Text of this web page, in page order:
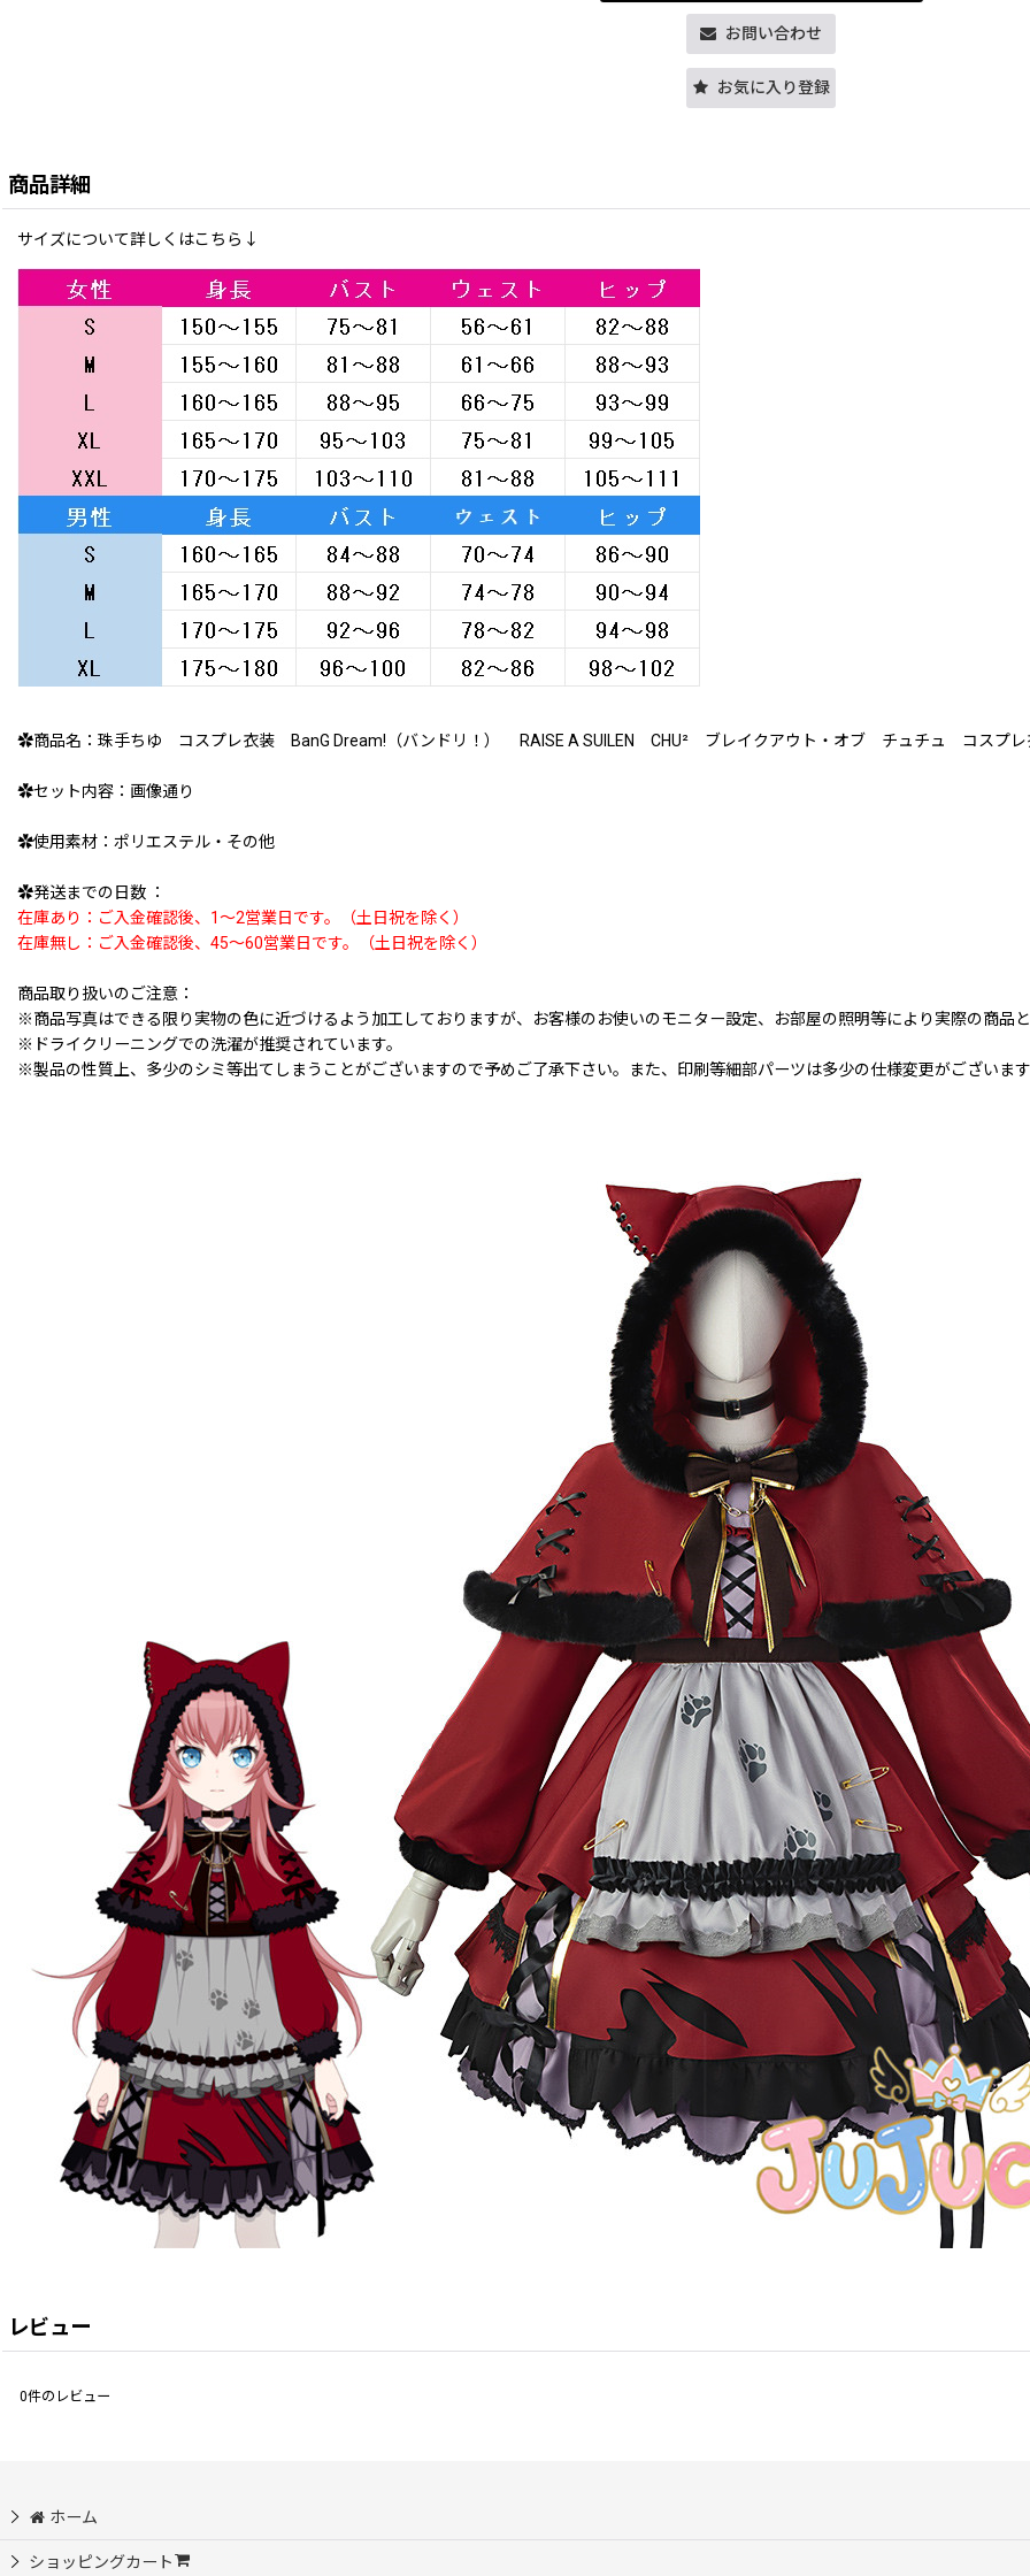
お問い合わせ
お気に入り登録
商品詳細
サイズについて詳しくはこちら↓
✿商品名：珠手ちゆ コスプレ衣装 BanG Dream!（バンドリ！） RAISE A SUILEN CHU² ブレイクアウト・オブ チュチュ コスプレ
✿セット内容：画像通り
✿使用素材：ポリエステル・その他
✿発送までの日数 ：
在庫あり：ご入金確認後、1〜2営業日です。（土日祝を除く）
在庫無し：ご入金確認後、45〜60営業日です。（土日祝を除く）
商品取り扱いのご注意：
※商品写真はできる限り実物の色に近づけるよう加工しておりますが、お客様のお使いのモニター設定、お部屋の照明等により実際の商品
※ドライクリーニングでの洗濯が推奨されています。
※製品の性質上、多少のシミ等出てしまうことがございますので予めご了承下さい。また、印刷等細部パーツは多少の仕様変更がございます
レビュー
0件のレビュー
ホーム
ショッピングカート